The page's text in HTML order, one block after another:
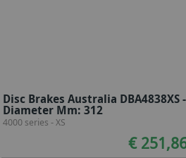
Disc Brakes Australia DBA4838XS
Diameter Mm: 312
4000 series - XS
€